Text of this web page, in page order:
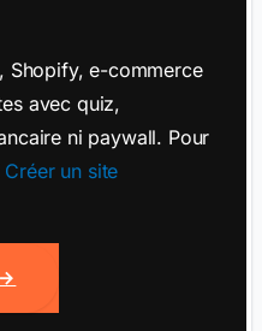
Shopify, e-commerce
avec quiz,
ni paywall. Pour
Créer un site